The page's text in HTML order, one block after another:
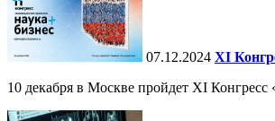
07.12.2024 ХI
10 декабря в Москве пройдет XI